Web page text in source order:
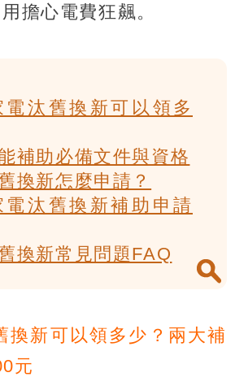
擔心電費狂飆。
電汰舊換新可以領多
補助必備文件與資格
換新怎麼申請？
電汰舊換新補助申請
換新常見問題FAQ
換新可以領多少？兩大補
元